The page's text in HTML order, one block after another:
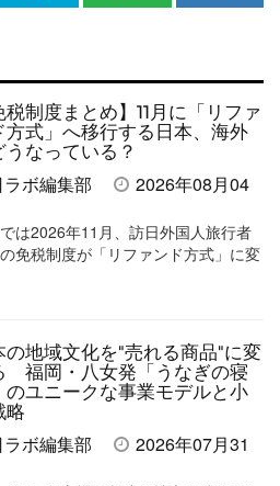
ブ
ッ
ク
ー
ク
追
加
事
を
購
す
る
ガ
登
録
る
税制度まとめ】11月に「リファ
方式」へ移行する日本、海外
うなっている？
ボ編集部
2026年08月04
は2026年11月、訪日外国人旅行者
免税制度が「リファンド方式」に変
の地域文化を"売れる商品"に変
福岡・八女発「うなぎの寝
のユニークな事業モデルと小
略
ボ編集部
2026年07月31